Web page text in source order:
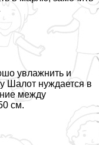
увлажнить и
Шалот нуждается в
между
см.